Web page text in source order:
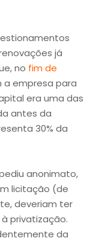
já
no fim de
empresa para
era uma das
antes da
30% da
anonimato,
licitação (de
deveriam ter
privatização.
da